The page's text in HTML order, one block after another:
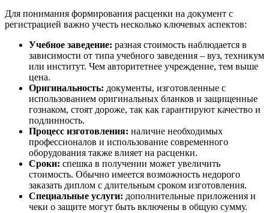
Для понимания формирования расценки на документ с
регистрацией важно учесть несколько ключевых аспектов:
Учебное заведение: разная стоимость наблюдается в
зависимости от типа учебного заведения – вуз, техникум
или институт. Чем авторитетнее учреждение, тем выше
цена.
Оригинальность: документы, изготовленные с
использованием оригинальных бланков и защищенные
гознаком, стоят дороже, так как гарантируют качество и
подлинность.
Процесс изготовления: наличие необходимых
профессионалов и использование современного
оборудования также влияет на расценки.
Сроки: спешка в получении может увеличить
стоимость. Обычно имеется возможность недорого
заказать диплом с длительным сроком изготовления.
Специальные услуги: дополнительные приложения и
чеки о защите могут быть включены в общую сумму.